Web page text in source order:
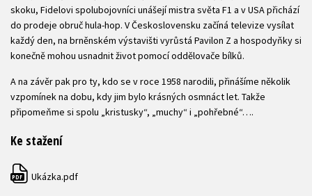
skoku, Fidelovi spolubojovníci unášejí mistra světa F1 a v USA přichází
do prodeje obruč hula-hop. V Československu začíná televize vysílat
každý den, na brněnském výstavišti vyrůstá Pavilon Z a hospodyňky si
konečně mohou usnadnit život pomocí oddělovače bílků.
A na závěr pak pro ty, kdo se v roce 1958 narodili, přinášíme několik
vzpomínek na dobu, kdy jim bylo krásných osmnáct let. Takže
připomeňme si spolu „kristusky“, „muchy“ i „pohřebné“….
Ke stažení
PDF Ukázka.pdf